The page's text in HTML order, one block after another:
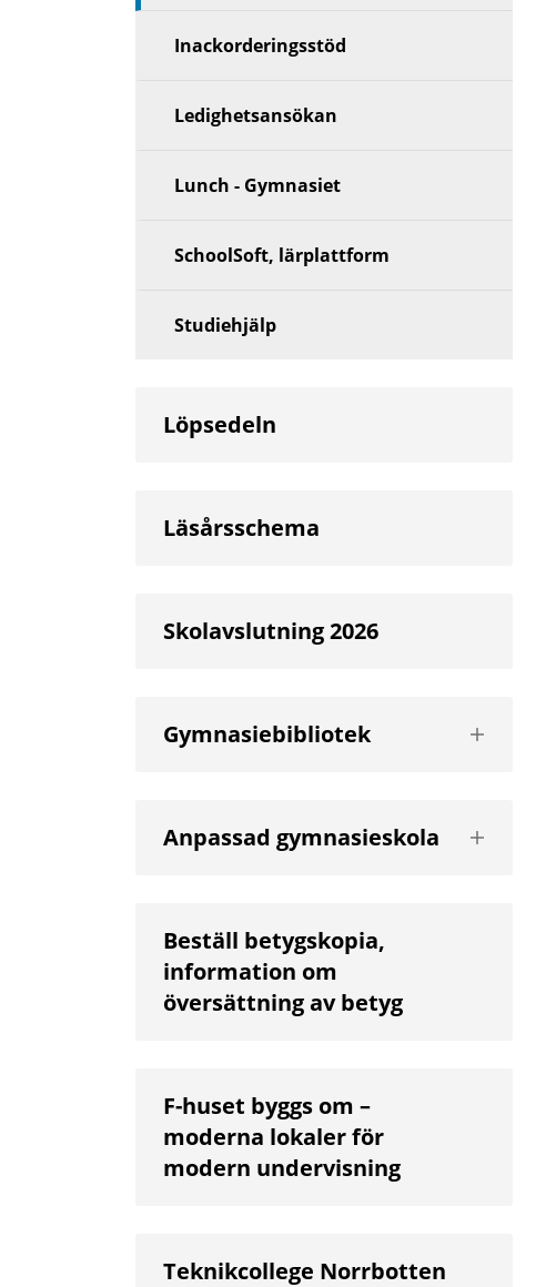
Inackorderingsstöd
Ledighetsansökan
Lunch - Gymnasiet
SchoolSoft, lärplattform
Studiehjälp
Löpsedeln
Läsårsschema
Skolavslutning 2026
Gymnasiebibliotek
Visa
nästa
Anpassad gymnasieskola
Visa
nästa
Beställ betygskopia,
information om
översättning av betyg
F-huset byggs om –
moderna lokaler för
modern undervisning
Teknikcollege Norrbotten